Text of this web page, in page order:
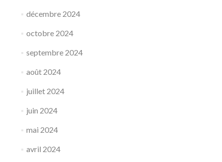
décembre 2024
octobre 2024
septembre 2024
août 2024
juillet 2024
juin 2024
mai 2024
avril 2024